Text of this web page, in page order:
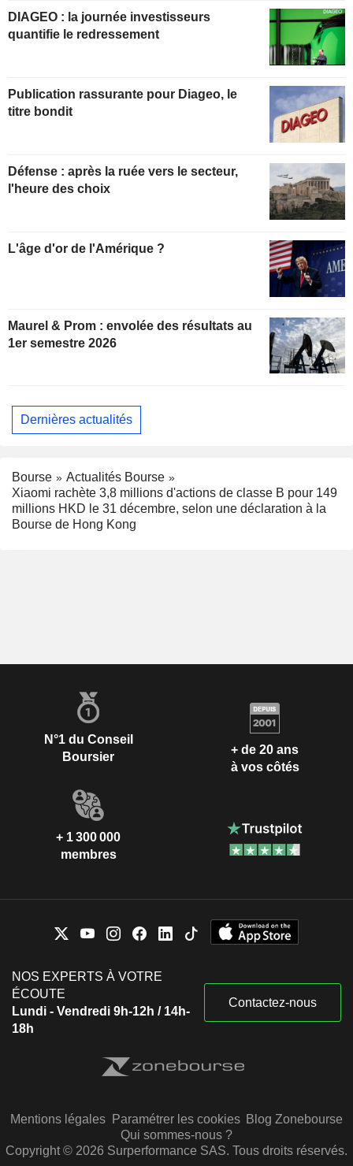
DIAGEO : la journée investisseurs
quantifie le redressement
Publication rassurante pour Diageo, le
titre bondit
Défense : après la ruée vers le secteur,
l'heure des choix
L'âge d'or de l'Amérique ?
Maurel & Prom : envolée des résultats au
1er semestre 2026
Dernières actualités
Bourse
Actualités Bourse
Xiaomi rachète 3,8 millions d'actions de classe B pour 149
millions HKD le 31 décembre, selon une déclaration à la
Bourse de Hong Kong
N°1 du Conseil
Boursier
+ de 20 ans
à vos côtés
+ 1 300 000
membres
NOS EXPERTS À VOTRE
ÉCOUTE
Lundi - Vendredi 9h-12h / 14h-
18h
Contactez-nous
Mentions légales Paramétrer les cookies Blog Zonebourse
Qui sommes-nous ?
Copyright © 2026 Surperformance SAS. Tous droits réservés.